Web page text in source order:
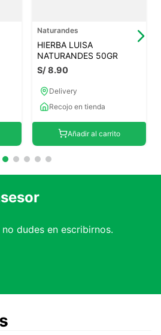
Naturandes
HIERBA LUISA
NATURANDES 50GR
S/8.90
Delivery
Recojo en tienda
Añadir al carrito
dudes en escribirnos.